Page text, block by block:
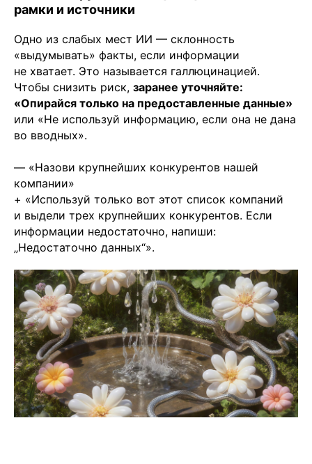
рамки и источники
Одно из слабых мест ИИ — склонность
«выдумывать» факты, если информации
не хватает. Это называется галлюцинацией.
Чтобы снизить риск, заранее уточняйте:
«Опирайся только на предоставленные данные»
или «Не используй информацию, если она не дана
во вводных».
— «Назови крупнейших конкурентов нашей
компании»
+ «Используй только вот этот список компаний
и выдели трех крупнейших конкурентов. Если
информации недостаточно, напиши:
„Недостаточно данных“».